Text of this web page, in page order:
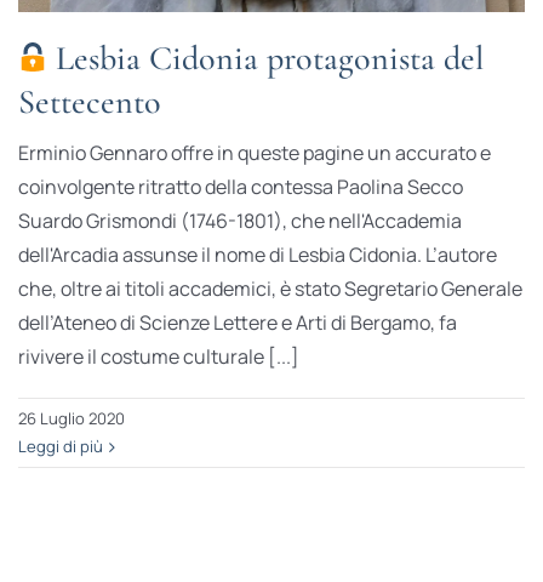
Lesbia Cidonia protagonista del
Settecento
Erminio Gennaro offre in queste pagine un accurato e
coinvolgente ritratto della contessa Paolina Secco
Suardo Grismondi (1746-1801), che nell'Accademia
dell'Arcadia assunse il nome di Lesbia Cidonia. L’autore
che, oltre ai titoli accademici, è stato Segretario Generale
dell’Ateneo di Scienze Lettere e Arti di Bergamo, fa
rivivere il costume culturale [...]
26 Luglio 2020
Leggi di più